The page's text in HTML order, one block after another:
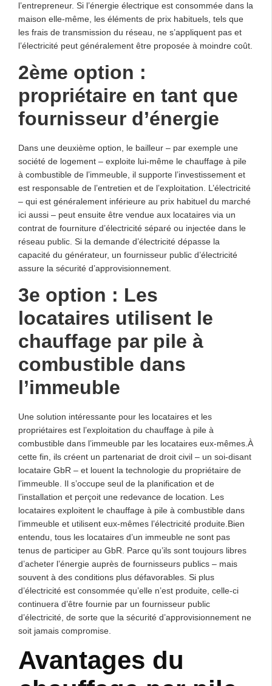
l’entrepreneur. Si l’énergie électrique est consommée dans la
maison elle-même, les éléments de prix habituels, tels que
les frais de transmission du réseau, ne s’appliquent pas et
l’électricité peut généralement être proposée à moindre coût.
2ème option :
propriétaire en tant que
fournisseur d’énergie
Dans une deuxième option, le bailleur – par exemple une
société de logement – exploite lui-même le chauffage à pile
à combustible de l’immeuble, il supporte l’investissement et
est responsable de l’entretien et de l’exploitation. L’électricité
– qui est généralement inférieure au prix habituel du marché
ici aussi – peut ensuite être vendue aux locataires via un
contrat de fourniture d’électricité séparé ou injectée dans le
réseau public. Si la demande d’électricité dépasse la
capacité du générateur, un fournisseur public d’électricité
assure la sécurité d’approvisionnement.
3e option : Les
locataires utilisent le
chauffage par pile à
combustible dans
l’immeuble
Une solution intéressante pour les locataires et les
propriétaires est l’exploitation du chauffage à pile à
combustible dans l’immeuble par les locataires eux-mêmes.À
cette fin, ils créent un partenariat de droit civil – un soi-disant
locataire GbR – et louent la technologie du propriétaire de
l’immeuble. Il s’occupe seul de la planification et de
l’installation et perçoit une redevance de location. Les
locataires exploitent le chauffage à pile à combustible dans
l’immeuble et utilisent eux-mêmes l’électricité produite.Bien
entendu, tous les locataires d’un immeuble ne sont pas
tenus de participer au GbR. Parce qu’ils sont toujours libres
d’acheter l’énergie auprès de fournisseurs publics – mais
souvent à des conditions plus défavorables. Si plus
d’électricité est consommée qu’elle n’est produite, celle-ci
continuera d’être fournie par un fournisseur public
d’électricité, de sorte que la sécurité d’approvisionnement ne
soit jamais compromise.
Avantages du